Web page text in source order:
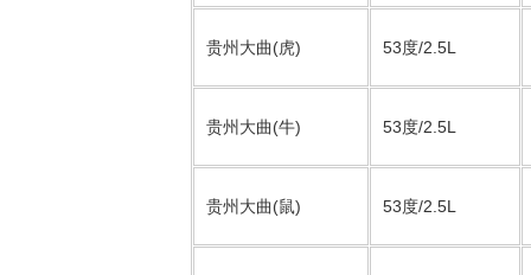
贵州大曲(虎) 53度/2.5L
贵州大曲(牛) 53度/2.5L
贵州大曲(鼠) 53度/2.5L